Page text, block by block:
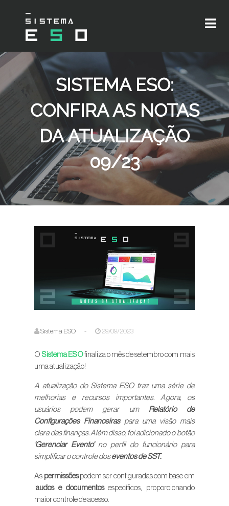
SISTEMA ESO:
CONFIRA AS NOTAS
DA ATUALIZAÇÃO
09/23
Sistema ESO - 29/09/2023
O Sistema ESOfinaliza o mês de setembro com mais
uma atualização!
A atualização do Sistema ESO traz uma série de
melhorias e recursos importantes. Agora, os
usuários podem gerar um Relatório de
Configurações Financeiras para uma visão mais
clara das finanças. Além disso, foi adicionado o botão
'Gerenciar Evento' no perfil do funcionário para
simplificar o controle doseventos de SST.
As permissõespodem ser configuradas com base em
laudos e documentosespecíficos, proporcionando
maior controle de acesso.